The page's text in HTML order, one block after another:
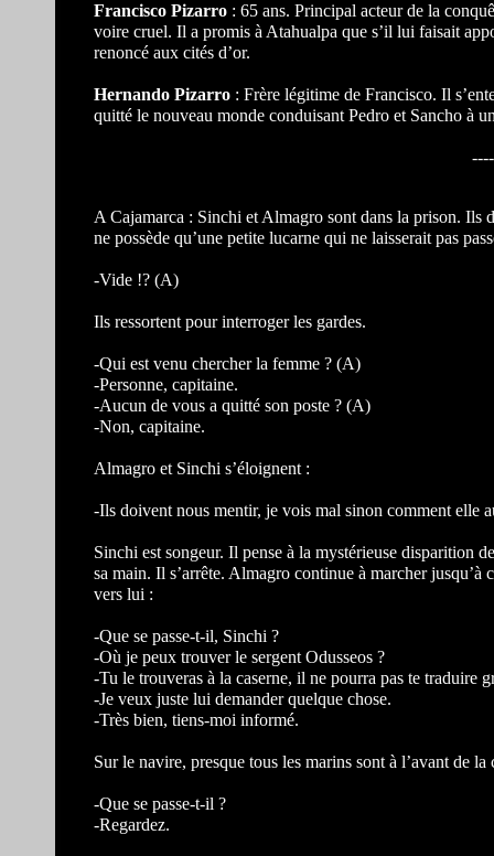
Francisco Pizarro : 65 ans. Principal acteur de la
voire cruel. Il a promis à Atahualpa que s’il lui faisait
renoncé aux cités d’or.
Hernando Pizarro : Frère légitime de Francisco. Il
quitté le nouveau monde conduisant Pedro et Sancho à
A Cajamarca : Sinchi et Almagro sont dans la prison. Ils
ne possède qu’une petite lucarne qui ne laisserait pas
-Vide !? (A)
Ils ressortent pour interroger les gardes.
-Qui est venu chercher la femme ? (A)
-Personne, capitaine.
-Aucun de vous a quitté son poste ? (A)
-Non, capitaine.
Almagro et Sinchi s’éloignent :
-Ils doivent nous mentir, je vois mal sinon comment elle
Sinchi est songeur. Il pense à la mystérieuse disparition
sa main. Il s’arrête. Almagro continue à marcher
vers lui :
-Que se passe-t-il, Sinchi ?
-Où je peux trouver le sergent Odusseos ?
-Tu le trouveras à la caserne, il ne pourra pas te traduire
-Je veux juste lui demander quelque chose.
-Très bien, tiens-moi informé.
Sur le navire, presque tous les marins sont à l’avant de
-Que se passe-t-il ?
-Regardez.